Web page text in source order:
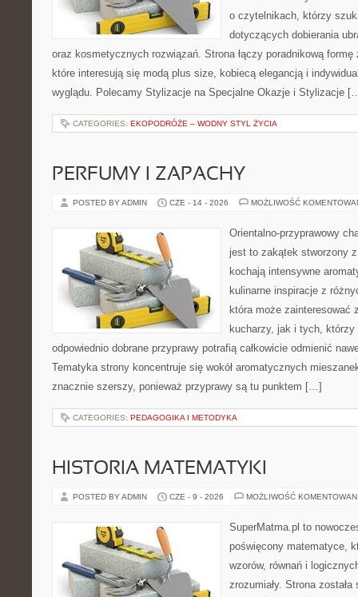
o czytelnikach, którzy
dotyczących dobierania
oraz kosmetycznych rozwiązań. Strona łączy poradnikową
które interesują się modą plus size, kobiecą elegancją i
wyglądu. Polecamy Stylizacje na Specjalne Okazje i Stylizacje
CATEGORIES: EKOPODRÓŻE – WODNY STYL ŻYCIA
PERFUMY I ZAPACHY
POSTED BY ADMIN CZE - 14 - 2026 MOŻLIWOŚĆ
Orientalno-przyprawowy
jest to zakątek stworzony
kochają intensywne
kulinarne inspiracje z
która może zainteresować
kucharzy, jak i tych, którzy
odpowiednio dobrane przyprawy potrafią całkowicie odmienić
Tematyka strony koncentruje się wokół aromatycznych
znacznie szerszy, ponieważ przyprawy są tu punktem […]
CATEGORIES: PEDAGOGIKA I METODYKA
HISTORIA MATEMATYKI
POSTED BY ADMIN CZE - 9 - 2026 MOŻLIWOŚĆ
SuperMatma.pl to
poświęcony matematyce,
wzorów, równań i
zrozumiały. Strona